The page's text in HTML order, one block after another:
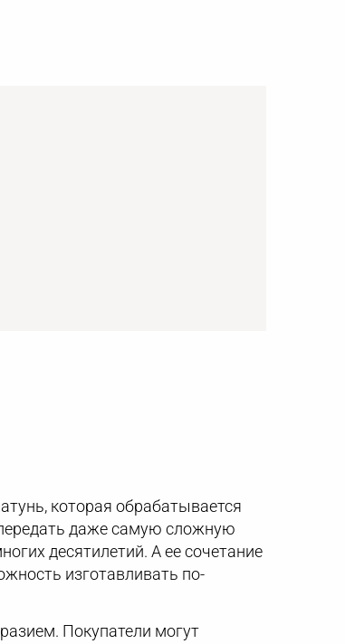
которая обрабатывается
даже самую сложную
десятилетий. А ее сочетание
изготавливать по-
Покупатели могут